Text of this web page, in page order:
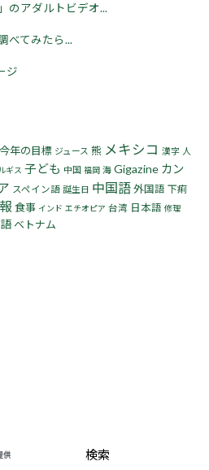
のアダルトビデオ...
べてみたら...
ジ
今年の目標 ジュース 熊 メキシコ 漢字 人
ギス 子ども 中国 福岡 海 Gigazine カン
スペイン語 誕生日 中国語 外国語 下痢
食事 インド エチオピア 台湾 日本語 修理
ベトナム